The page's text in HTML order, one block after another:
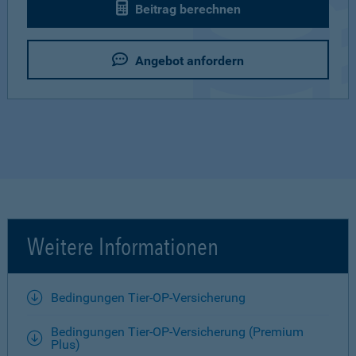
Beitrag berechnen
Angebot anfordern
Weitere Informationen
Bedingungen Tier-OP-Versicherung
Bedingungen Tier-OP-Versicherung (Premium
Plus)